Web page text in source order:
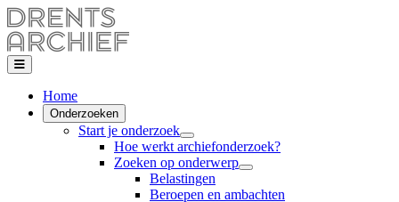
Home
Onderzoeken
Start je onderzoek
Hoe werkt archiefonderzoek?
Zoeken op onderwerp
Belastingen
Beroepen en ambachten